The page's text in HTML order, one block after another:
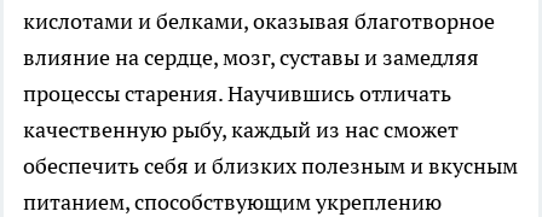
кислотами и белками, оказывая благотворное
влияние на сердце, мозг, суставы и замедляя
процессы старения. Научившись отличать
качественную рыбу, каждый из нас сможет
обеспечить себя и близких полезным и вкусным
питанием, способствующим укреплению